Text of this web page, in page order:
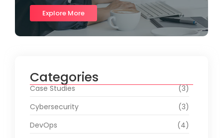
Explore More
Categories
Case Studies
(3)
Cybersecurity
(3)
DevOps
(4)